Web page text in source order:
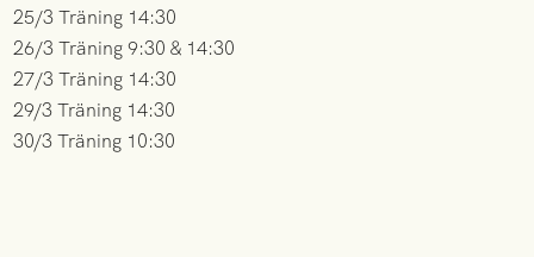
25/3 Träning 14:30
26/3 Träning 9:30 & 14:30
27/3 Träning 14:30
29/3 Träning 14:30
30/3 Träning 10:30